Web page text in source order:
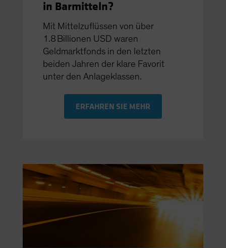
in Barmitteln?
Mit Mittelzuflüssen von über
1.8 Billionen USD waren
Geldmarktfonds in den letzten
beiden Jahren der klare Favorit
unter den Anlageklassen.
ERFAHREN SIE MEHR